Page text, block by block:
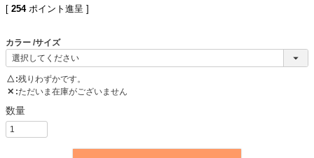
[ 254 ポイント進呈 ]
カラー サイズ
△ 残りわずかです。
✕ ただいま在庫がございません